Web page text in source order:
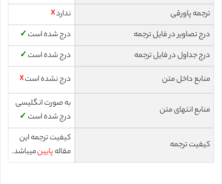
ترجمه پاورقی
ندارد☓
درج تصاویر در فایل ترجمه
درج شده است ✓
درج جداول در فایل ترجمه
درج شده است ✓
منابع داخل متن
درج نشده است☓
منابع انتهای متن
به صورت انگلیسی
درج شده است ✓
کیفیت ترجمه
کیفیت ترجمه این
مقالهپایینمیباشد.